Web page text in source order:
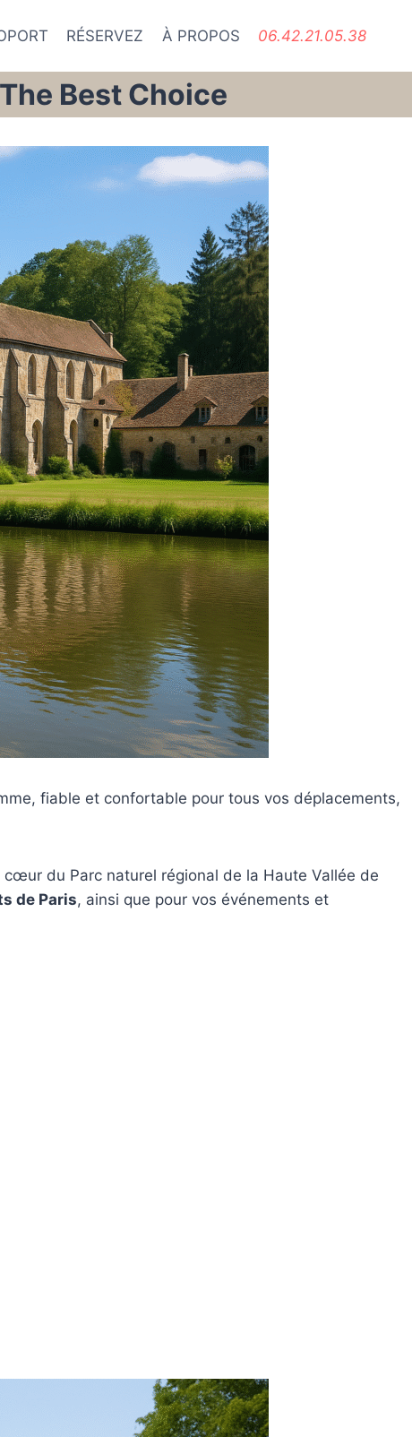
RÉSERVEZ À PROPOS 06.42.21.05.38
Best Choice
fiable et confortable pour tous vos déplacements,
du Parc naturel régional de la Haute Vallée de
de Paris, ainsi que pour vos événements et